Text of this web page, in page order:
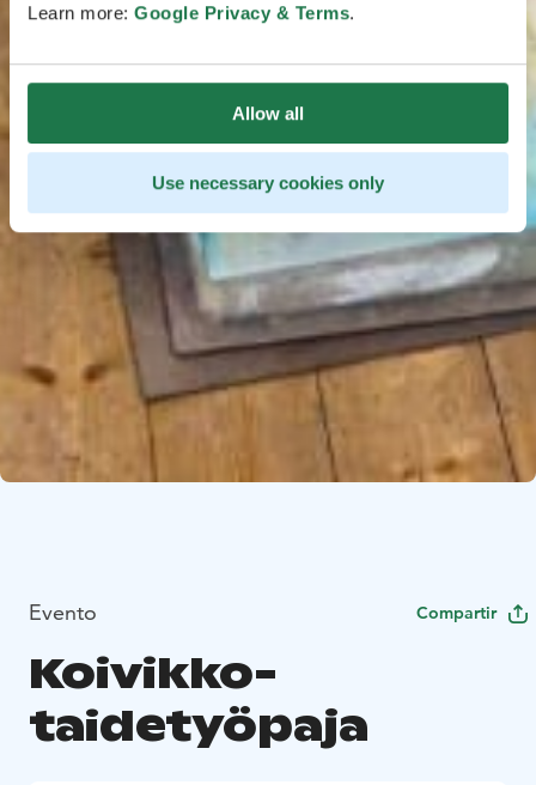
Learn more: Google Privacy & Terms.
Allow all
Use necessary cookies only
Evento Compartir
Koivikko-
taidetyöpaja